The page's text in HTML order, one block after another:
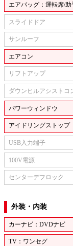
エアバッグ：運転席/助
スライドドア
サンルーフ
エアコン
リフトアップ
ダウンヒルアシストコ
パワーウィンドウ
アイドリングストップ
USB入力端子
100V電源
センターデフロック
外装・内装
カーナビ：DVDナビ
TV：ワンセグ